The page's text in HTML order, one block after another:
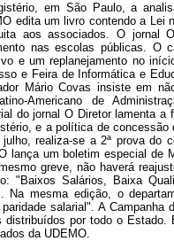
em São Paulo, a
edita um livro contendo a Lei
aos associados. O jornal
nas escolas públicas. O
e um replanejamento no
e Feira de Informática e
Mário Covas insiste em
Americano de
do jornal O Diretor lamenta a
e a política de
realiza-se a 2ª prova do
lança um boletim especial de
greve, não haverá
"Baixos Salários, Baixa
Na mesma edição, o
salarial". A Campanha
por todo o Estado.
da UDEMO.